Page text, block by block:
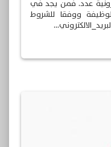
عدد. فمن يجد في
ووفقا للشروط